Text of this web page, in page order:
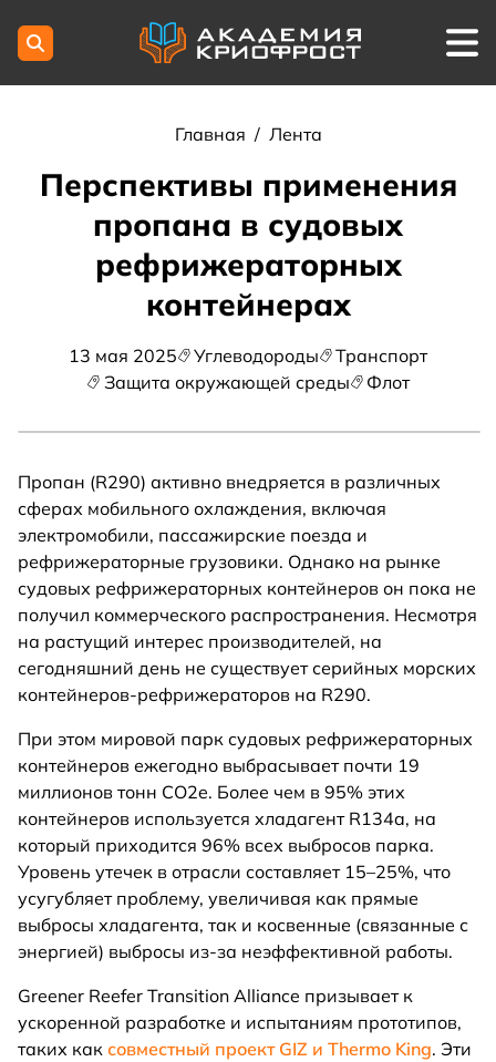
Главная / Лента
Перспективы применения
пропана в судовых
рефрижераторных
контейнерах
13 мая 2025 Углеводороды
Транспорт
Защита окружающей среды
Флот
Пропан (R290) активно внедряется в различных
сферах мобильного охлаждения, включая
электромобили, пассажирские поезда и
рефрижераторные грузовики. Однако на рынке
судовых рефрижераторных контейнеров он пока не
получил коммерческого распространения. Несмотря
на растущий интерес производителей, на
сегодняшний день не существует серийных морских
контейнеров-рефрижераторов на R290.
При этом мировой парк судовых рефрижераторных
контейнеров ежегодно выбрасывает почти 19
миллионов тонн CO2e. Более чем в 95% этих
контейнеров используется хладагент R134a, на
который приходится 96% всех выбросов парка.
Уровень утечек в отрасли составляет 15–25%, что
усугубляет проблему, увеличивая как прямые
выбросы хладагента, так и косвенные (связанные с
энергией) выбросы из-за неэффективной работы.
Greener Reefer Transition Alliance призывает к
ускоренной разработке и испытаниям прототипов,
таких как совместный проект GIZ и Thermo King. Эти